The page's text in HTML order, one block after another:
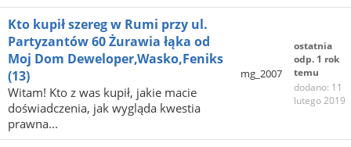
Kto kupił szereg w Rumi przy ul.
Partyzantów 60 Żurawia łąka od
Moj Dom Deweloper,Wasko,Feniks
(13)
Witam! Kto z was kupił, jakie macie
doświadczenia, jak wygląda kwestia
prawna...
mg_2007
ostatnia
odp. 1 rok
temu
dodano: 11
lutego 2019